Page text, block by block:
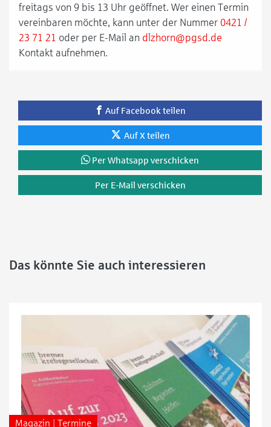
freitags von 9 bis 13 Uhr geöffnet. Wer einen Termin
vereinbaren möchte, kann unter der Nummer 0421 /
23 71 21 oder per E-Mail an dlzhorn@pgsd.de
Kontakt aufnehmen.
Auf Facebook teilen
Auf X teilen
Per Whatsapp verschicken
Per E-Mail verschicken
Das könnte Sie auch interessieren
Magazin | Termine